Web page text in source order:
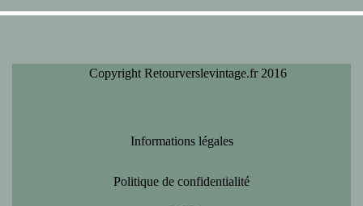
Copyright Retourverslevintage.fr 2016
Informations légales
Politique de confidentialité